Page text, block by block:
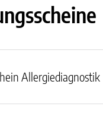
Allergiediagnostik